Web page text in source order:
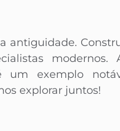
antiguidade.
modernos.
exemplo
explorar juntos!